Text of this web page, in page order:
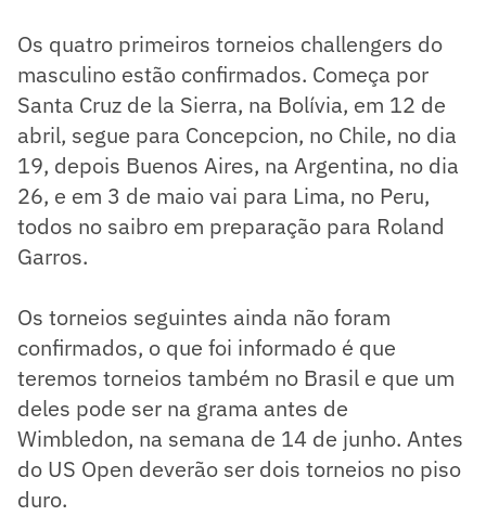
Os quatro primeiros torneios challengers do
masculino estão confirmados. Começa por
Santa Cruz de la Sierra, na Bolívia, em 12 de
abril, segue para Concepcion, no Chile, no dia
19, depois Buenos Aires, na Argentina, no dia
26, e em 3 de maio vai para Lima, no Peru,
todos no saibro em preparação para Roland
Garros.
Os torneios seguintes ainda não foram
confirmados, o que foi informado é que
teremos torneios também no Brasil e que um
deles pode ser na grama antes de
Wimbledon, na semana de 14 de junho. Antes
do US Open deverão ser dois torneios no piso
duro.